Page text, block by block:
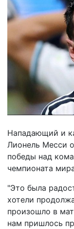
Нападающий и
Лионель Месси
победы над
чемпионата
"Это была
хотели
произошло в
нам пришлось